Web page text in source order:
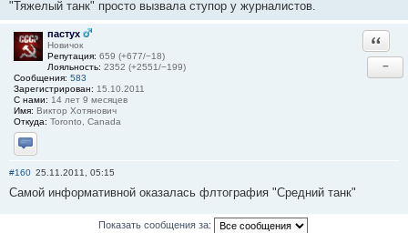
"Тяжелый танк" просто вызвала ступор у журналистов.
пастух
Новичок
Репутация: 659 (+677/−18)
Лояльность: 2352 (+2551/−199)
Сообщения: 583
Зарегистрирован: 15.10.2011
С нами: 14 лет 9 месяцев
Имя: Виктор Хотянович
Откуда: Toronto, Canada
Отправить личное сообщение
−
#160 25.11.2011, 05:15
Самой информативной оказалась флтография "Средний танк"
Показать сообщения за: